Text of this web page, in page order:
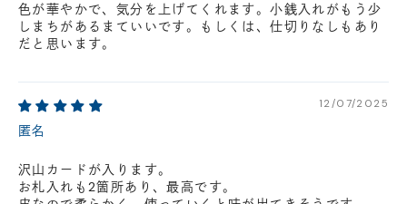
色が華やかで、気分を上げてくれます。小銭入れがもう少
しまちがあるまていいです。もしくは、仕切りなしもあり
だと思います。
12/07/2025
匿名
沢山カードが入ります。
お札入れも2箇所あり、最高です。